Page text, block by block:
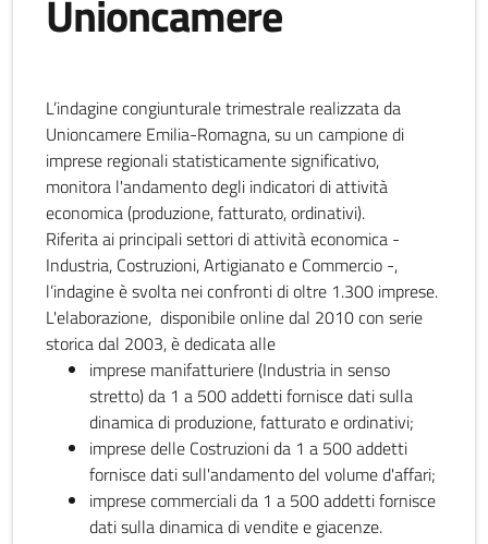
Unioncamere
L’indagine congiunturale trimestrale realizzata da
Unioncamere Emilia-Romagna, su un campione di
imprese regionali statisticamente significativo,
monitora l'andamento degli indicatori di attività
economica (produzione, fatturato, ordinativi).
Riferita ai principali settori di attività economica -
Industria, Costruzioni, Artigianato e Commercio -,
l’indagine è svolta nei confronti di oltre 1.300 imprese.
L'elaborazione, disponibile online dal 2010 con serie
storica dal 2003, è dedicata alle
imprese manifatturiere (Industria in senso
stretto) da 1 a 500 addetti fornisce dati sulla
dinamica di produzione, fatturato e ordinativi;
imprese delle Costruzioni da 1 a 500 addetti
fornisce dati sull'andamento del volume d'affari;
imprese commerciali da 1 a 500 addetti fornisce
dati sulla dinamica di vendite e giacenze.